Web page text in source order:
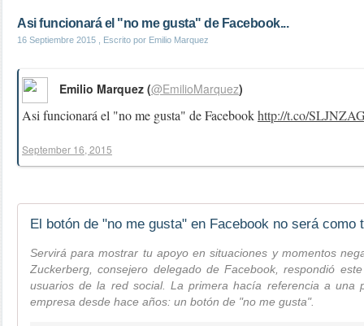
Asi funcionará el "no me gusta" de Facebook...
16 Septiembre 2015 , Escrito por Emilio Marquez
Asi funcionará el "no me gusta" de Facebookhttp://t.co/
Emilio Marquez (@EmilioMarquez)
September 16, 2015
El botón de "no me gusta" en Facebook no será como
Servirá para mostrar tu apoyo en situaciones y momentos
Zuckerberg, consejero delegado de Facebook, respondió
usuarios de la red social. La primera hacía referencia a una
empresa desde hace años: un botón de "no me gusta".